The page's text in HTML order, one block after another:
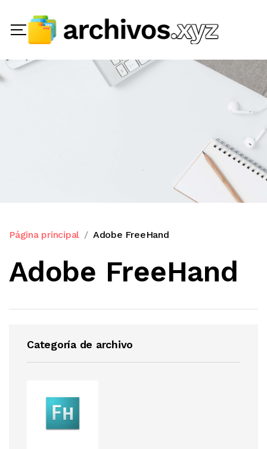
Página principal Adobe FreeHand
Adobe FreeHand
Categoría de archivo